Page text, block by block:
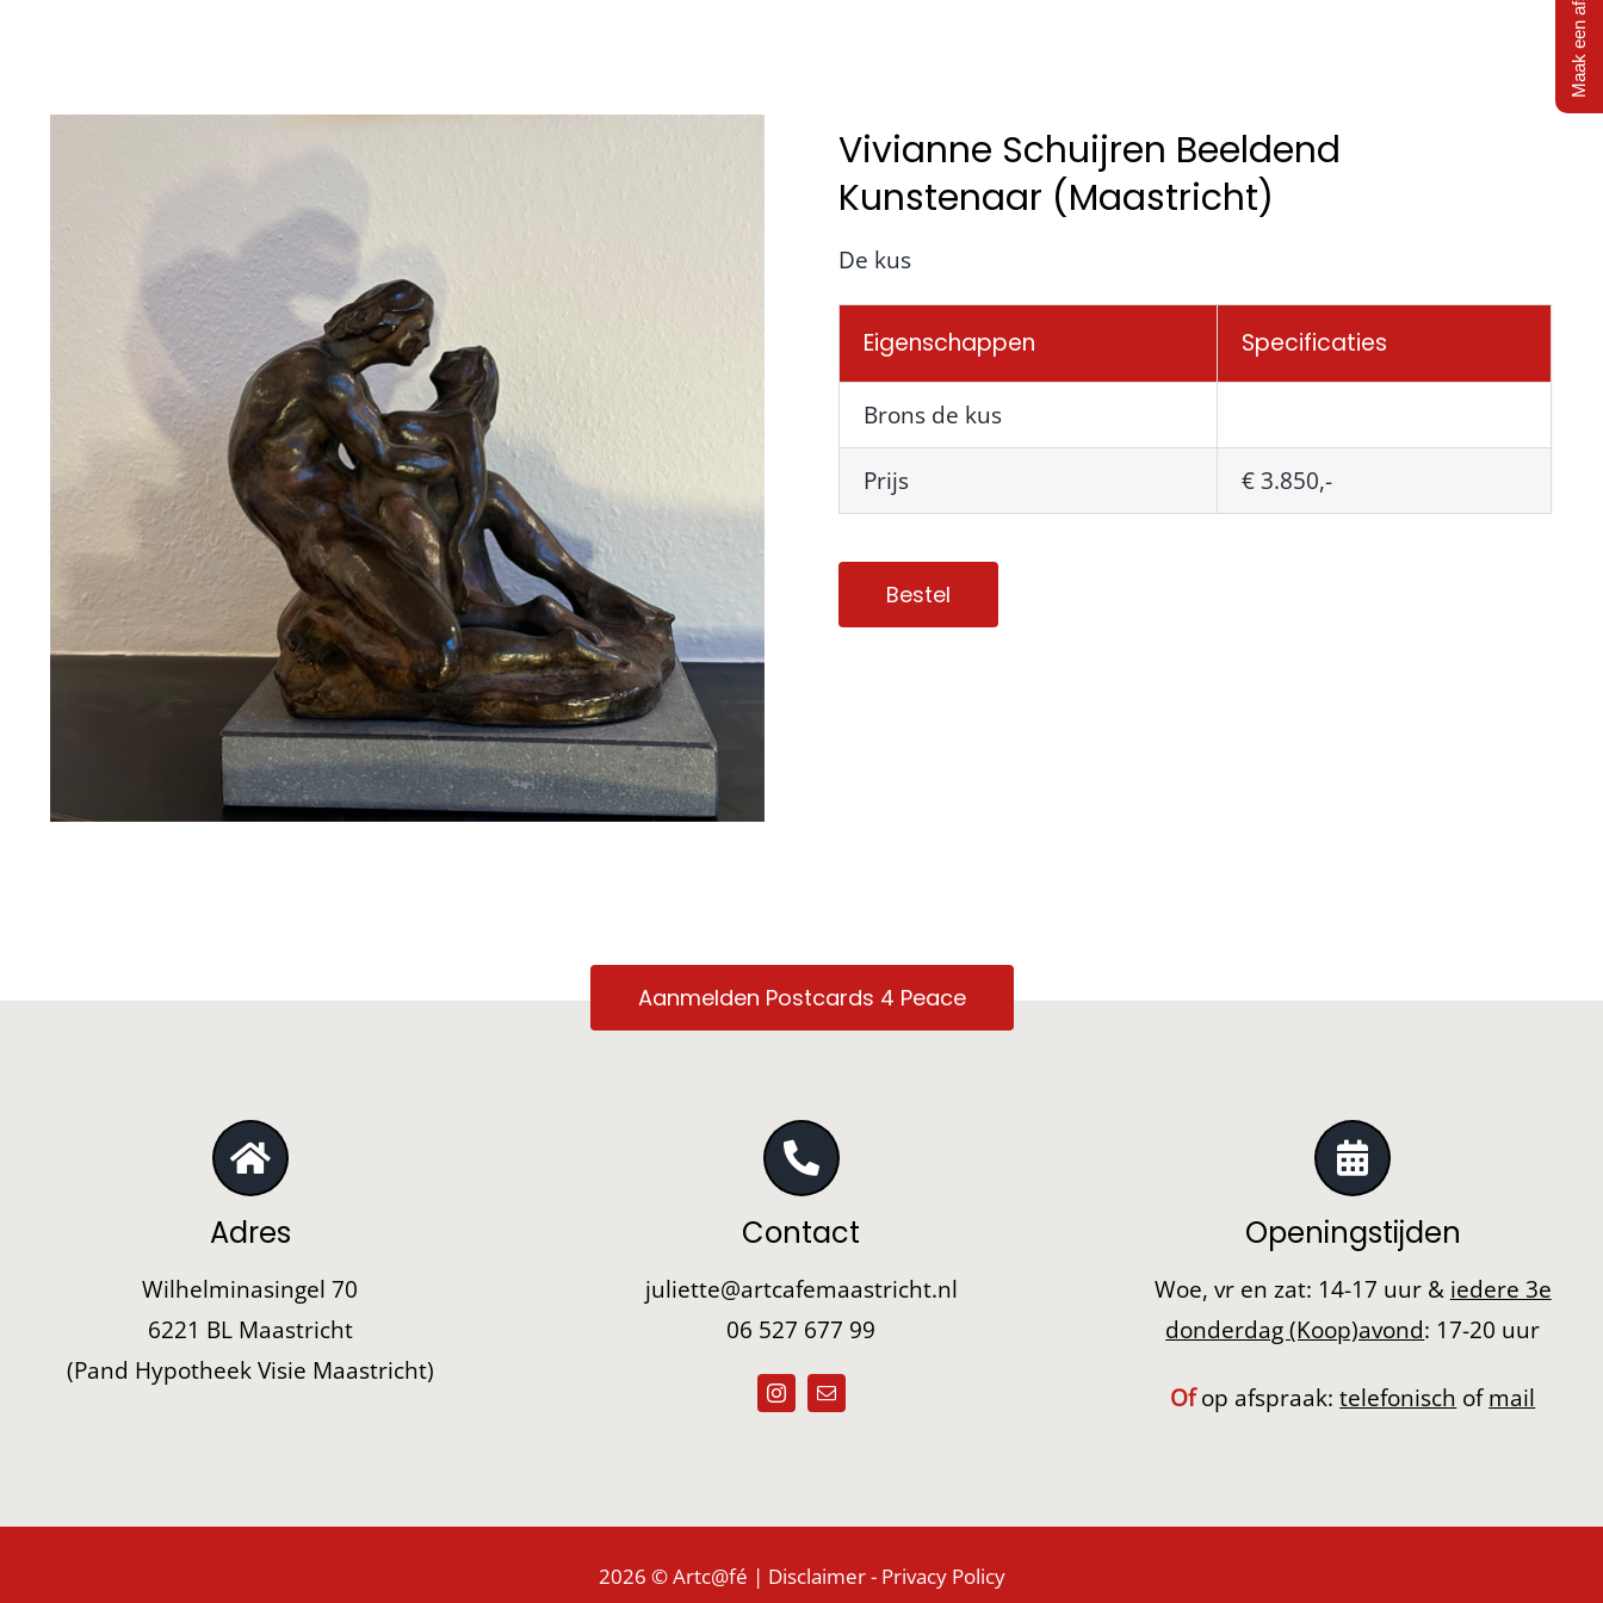
Vivianne Schuijren Beeldend
Kunstenaar (Maastricht)
De kus
Eigenschappen Specificaties
Brons de kus
Prijs € 3.850,-
Bestel
Aanmelden Postcards 4 Peace
Adres
Wilhelminasingel 70
6221 BL Maastricht
(Pand Hypotheek Visie Maastricht)
Contact
juliette@artcafemaastricht.nl
06 527 677 99
Openingstijden
Woe, vr en zat: 14-17 uur & iedere 3e
donderdag (Koop)avond: 17-20 uur
Ofop afspraak:telefonisch ofmail
2026 © Artc@fé | Disclaimer- Privacy Policy